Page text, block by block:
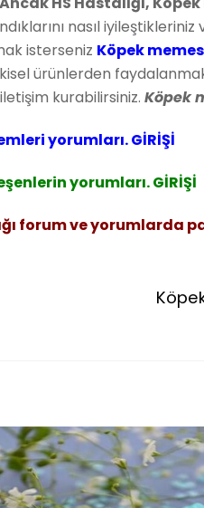
nasıl
isterseniz Köpek
ürünlerden
kurabilirsiniz. Köpek
yorumları. GİRİŞİ
yorumları. GİRİŞİ
forum ve yorumlarda